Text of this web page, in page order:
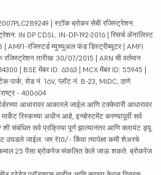
| स्टॉक ब्रोकर सेबी रजिस्ट्रेशन:
IN DP CDSL: IN-DP-192-2016 | रिसर्च ॲनालिस्ट
AMFI-रजिस्टर्ड म्युच्युअल फंड डिस्ट्रीब्यूटर | AMFI
तारीख: 30/07/2015 | ARN ची वर्तमान
| BSE मेंबर ID: 6363 | MCX मेंबर ID: 55945 |
पार्क, रोड नं. 16V, प्लॉट नं. B-23, MIDC, ठाणे
- 400604
आधारावर आकारले जाईल आणि टक्केवारी आधारावर
रिस्कच्या अधीन आहे, इन्व्हेस्टमेंट करण्यापूर्वी सर्व
संबंधित सर्व प्रक्रिया पूर्ण झाल्यानंतर आणि क्लायंट ड्यू
उघडले जाईल. जर ₹10/- किंवा त्यापेक्षा कमी शेअरचे
25 पैसा ब्रोकरेज संकलित केले जाऊ शकते. ब्रोकरेज